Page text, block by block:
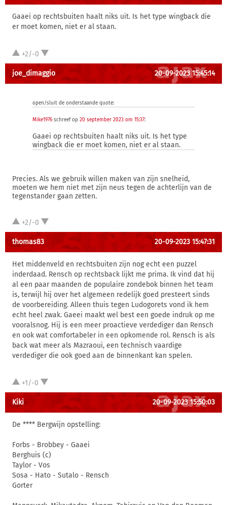
Gaaei op rechtsbuiten haalt niks uit. Is het type wingback die
er moet komen, niet er al staan.
+2/-0
joe_dimaggio 20-09-2023 15:45:14
open/sluit de onderstaande quote:
Mike1976 schreef op 20 september 2023 om 15:37:
Gaaei op rechtsbuiten haalt niks uit. Is het type
wingback die er moet komen, niet er al staan.
Precies. Als we gebruik willen maken van zijn snelheid,
moeten we hem niet met zijn neus tegen de achterlijn van de
tegenstander gaan zetten.
+2/-0
thomas83 20-09-2023 15:47:31
Het middenveld en rechtsbuiten zijn nog echt een puzzel
inderdaad. Rensch op rechtsback lijkt me prima. Ik vind dat hij
al een paar maanden de populaire zondebok binnen het team
is, terwijl hij over het algemeen redelijk goed presteert sinds
de voorbereiding. Alleen thuis tegen Ludogorets vond ik hem
echt heel zwak. Gaeei maakt wel best een goede indruk op me
vooralsnog. Hij is een meer proactieve verdediger dan Rensch
en ook wat comfortabeler in een opkomende rol. Rensch is als
back wat meer als Mazraoui, een technisch vaardige
verdediger die ook goed aan de binnenkant kan spelen.
+1/-0
Kiki 20-09-2023 15:50:03
De **** Bergwijn opstelling:
Forbs - Brobbey - Gaaei
Berghuis (c)
Taylor - Vos
Sosa - Hato - Sutalo - Rensch
Gorter